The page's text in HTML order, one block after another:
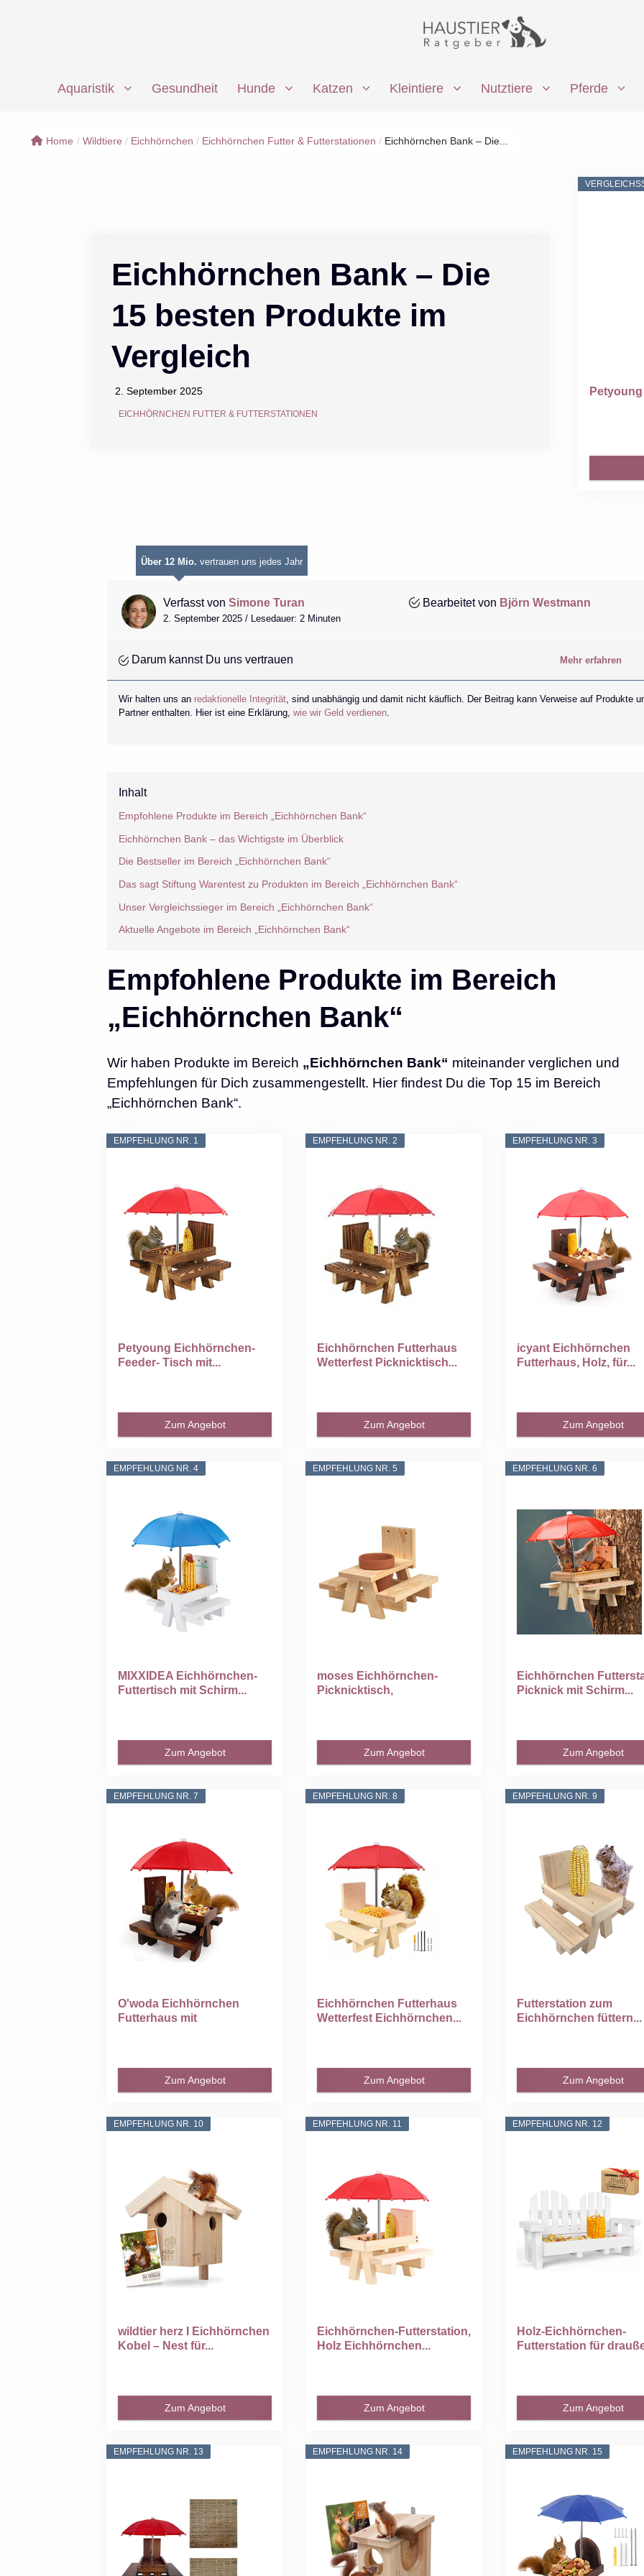
Aquaristik Gesundheit Hunde Katzen Kleintiere Nutztiere Pferde
Home / Wildtiere / Eichhörnchen / Eichhörnchen Futter & Futterstationen / Eichhörnchen Bank – Die...
Eichhörnchen Bank – Die
15 besten Produkte im
Vergleich
2. September 2025
EICHHÖRNCHEN FUTTER & FUTTERSTATIONEN
Über 12 Mio. vertrauen uns jedes Jahr
Verfasst von Simone Turan
2. September 2025 / Lesedauer: 2 Minuten
Bearbeitet von Björn Westmann
Darum kannst Du uns vertrauen Mehr erfahren
Wir halten uns an redaktionelle Integrität, sind unabhängig und damit nicht käuflich. Der Beitrag kann Verweise auf Produkte
Partner enthalten. Hier ist eine Erklärung, wie wir Geld verdienen.
Inhalt
Empfohlene Produkte im Bereich „Eichhörnchen Bank“
Eichhörnchen Bank – das Wichtigste im Überblick
Die Bestseller im Bereich „Eichhörnchen Bank“
Das sagt Stiftung Warentest zu Produkten im Bereich „Eichhörnchen Bank“
Unser Vergleichssieger im Bereich „Eichhörnchen Bank“
Aktuelle Angebote im Bereich „Eichhörnchen Bank“
Empfohlene Produkte im Bereich
„Eichhörnchen Bank“
Wir haben Produkte im Bereich „Eichhörnchen Bank“ miteinander verglichen und
Empfehlungen für Dich zusammengestellt. Hier findest Du die Top 15 im Bereich
„Eichhörnchen Bank“.
EMPFEHLUNG NR. 1
Petyoung Eichhörnchen-
Feeder- Tisch mit...
Zum Angebot
EMPFEHLUNG NR. 2
Eichhörnchen Futterhaus
Wetterfest Picknicktisch...
Zum Angebot
EMPFEHLUNG NR. 3
icyant Eichhörnchen
Futterhaus, Holz, für...
Zum Angebot
EMPFEHLUNG NR. 4
MIXXIDEA Eichhörnchen-
Futtertisch mit Schirm...
Zum Angebot
EMPFEHLUNG NR. 5
moses Eichhörnchen-
Picknicktisch,
Zum Angebot
EMPFEHLUNG NR. 6
Eichhörnchen
Picknick mit Schirm...
Zum Angebot
EMPFEHLUNG NR. 7
O'woda Eichhörnchen
Futterhaus mit
Zum Angebot
EMPFEHLUNG NR. 8
Eichhörnchen Futterhaus
Wetterfest Eichhörnchen...
Zum Angebot
EMPFEHLUNG NR. 9
Futterstation zum
Eichhörnchen füttern...
Zum Angebot
EMPFEHLUNG NR. 10
wildtier herz I Eichhörnchen
Kobel – Nest für...
Zum Angebot
EMPFEHLUNG NR. 11
Eichhörnchen-Futterstation,
Holz Eichhörnchen...
Zum Angebot
EMPFEHLUNG NR. 12
Holz-Eichhörnchen-
Futterstation für
Zum Angebot
EMPFEHLUNG NR. 13 EMPFEHLUNG NR. 14 EMPFEHLUNG NR. 15